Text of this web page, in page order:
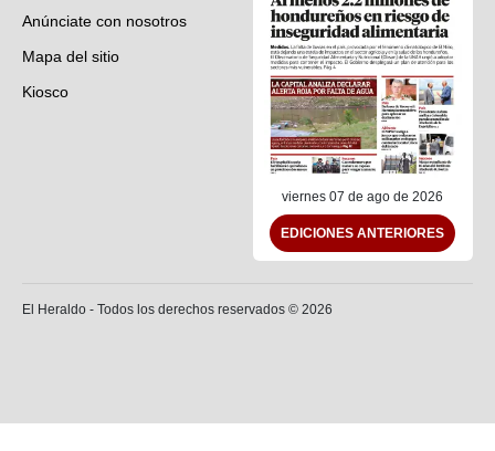
Anúnciate con nosotros
Mapa del sitio
Kiosco
viernes 07 de ago de 2026
EDICIONES ANTERIORES
El Heraldo - Todos los derechos reservados © 2026